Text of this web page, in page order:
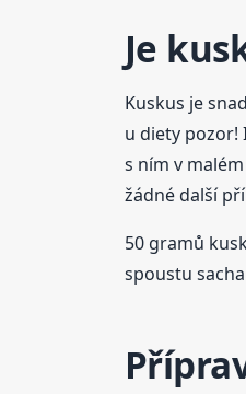
Je
Kuskus je
u diety pozor!
s ním v
žádné další
50 gramů
spoustu